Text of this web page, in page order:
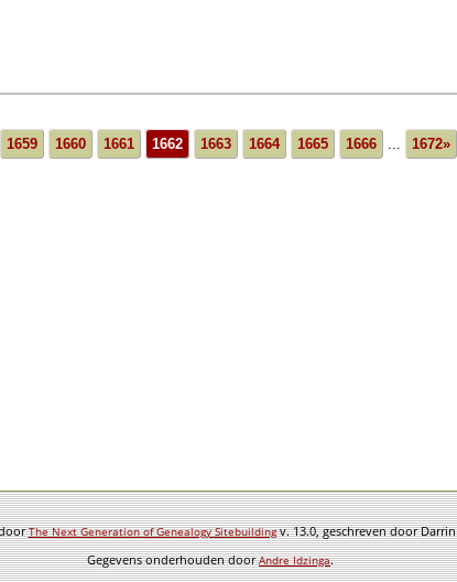
1659 1660 1661 1662 1663 1664 1665 1666 ... 1672»
The Next Generation of Genealogy Sitebuildingv. 13.0, geschreven door
Gegevens onderhouden doorAndre Idzinga.